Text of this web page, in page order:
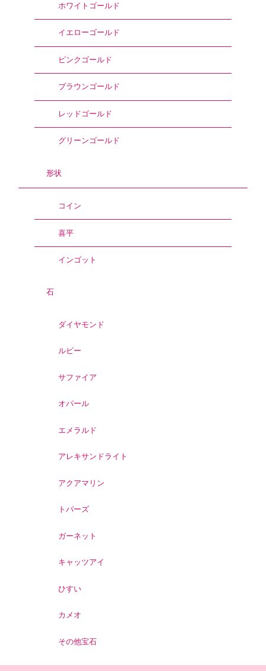
ホワイトゴールド
イエローゴールド
ピンクゴールド
ブラウンゴールド
レッドゴールド
グリーンゴールド
形状
コイン
喜平
インゴット
石
ダイヤモンド
ルビー
サファイア
オパール
エメラルド
アレキサンドライト
アクアマリン
トパーズ
ガーネット
キャッツアイ
ひすい
カメオ
その他宝石